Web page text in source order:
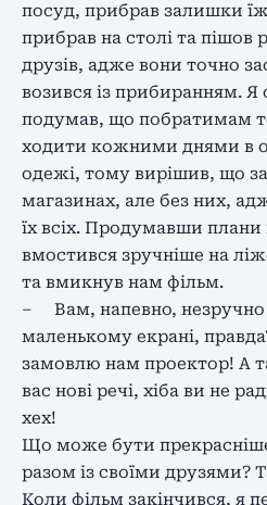
посуд, прибрав залишки
прибрав на столі та пішов
друзів, адже вони точно
возився із прибиранням. Я
подумав, що побратимам
ходити кожними днями в
одежі, тому вирішив, що
магазинах, але без них,
їх всіх. Продумавши плани
вмостився зручніше на
та вмикнув нам фільм.
– Вам, напевно, незручно
маленькому екрані,
замовлю нам проектор! А
вас нові речі, хіба ви не
хех!
Що може бути
разом із своїми друзями?
Коли фільм закінчився, я